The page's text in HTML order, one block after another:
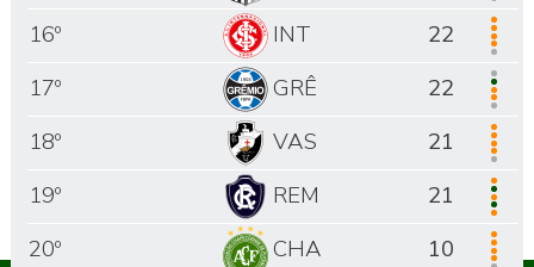
16º
INT
22
17º
GRÊ
22
18º
VAS
21
19º
REM
21
20º
CHA 10